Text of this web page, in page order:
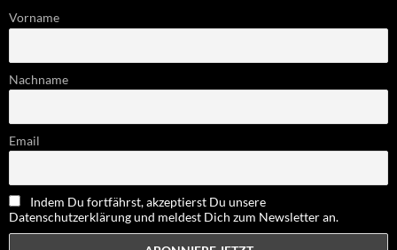
Vorname
Nachname
Email
Indem Du fortfährst, akzeptierst Du unsere
Datenschutzerklärung und meldest Dich zum Newsletter an.